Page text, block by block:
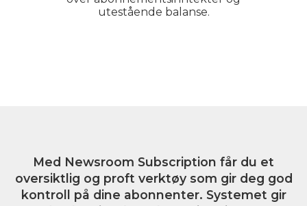
utestående balanse.
Med Newsroom Subscription får du et
oversiktlig og proft verktøy som gir deg god
kontroll på dine abonnenter. Systemet gir